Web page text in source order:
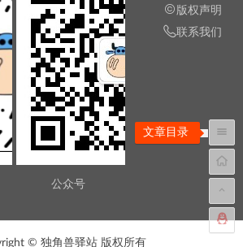
公众号
版权声明
联系我们
© 独角兽驿站 版权所有
文章目录